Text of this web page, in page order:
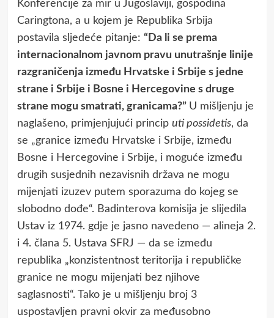
Konferencije za mir u Jugoslaviji, gospodina
Caringtona, a u kojem je Republika Srbija
postavila sljedeće pitanje: “Da li se prema
internacionalnom javnom pravu unutrašnje linije
razgraničenja između Hrvatske i Srbije s jedne
strane i Srbije i Bosne i Hercegovine s druge
strane mogu smatrati, granicama?” U mišljenju je
naglašeno, primjenjujući princip uti possidetis, da
se „granice između Hrvatske i Srbije, između
Bosne i Hercegovine i Srbije, i moguće između
drugih susjednih nezavisnih država ne mogu
mijenjati izuzev putem sporazuma do kojeg se
slobodno dođe“. Badinterova komisija je slijedila
Ustav iz 1974. gdje je jasno navedeno — alineja 2.
i 4. člana 5. Ustava SFRJ — da se između
republika „konzistentnost teritorija i republičke
granice ne mogu mijenjati bez njihove
saglasnosti“. Tako je u mišljenju broj 3
uspostavljen pravni okvir za međusobno